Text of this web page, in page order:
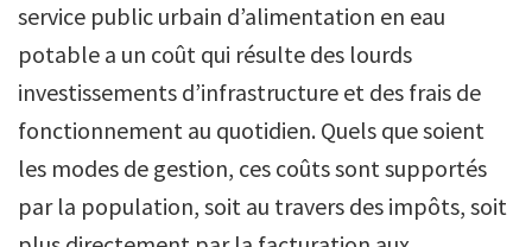
service public urbain d’alimentation en eau
potable a un coût qui résulte des lourds
investissements d’infrastructure et des frais de
fonctionnement au quotidien. Quels que soient
les modes de gestion, ces coûts sont supportés
par la population, soit au travers des impôts, soit